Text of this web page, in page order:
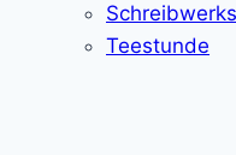
Teestunde